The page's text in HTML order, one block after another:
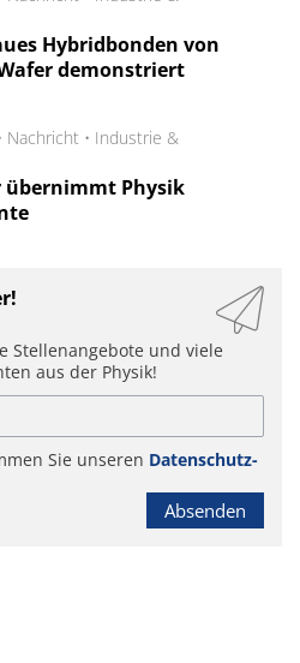
Hybridbonden von
demonstriert
Nachricht • Industrie &
übernimmt Physik
Stellenangebote und viele
aus der Physik!
Sie unseren Datenschutz-
Absenden